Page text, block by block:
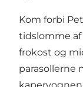
Kom forbi
tidslomme af
frokost og
parasollerne